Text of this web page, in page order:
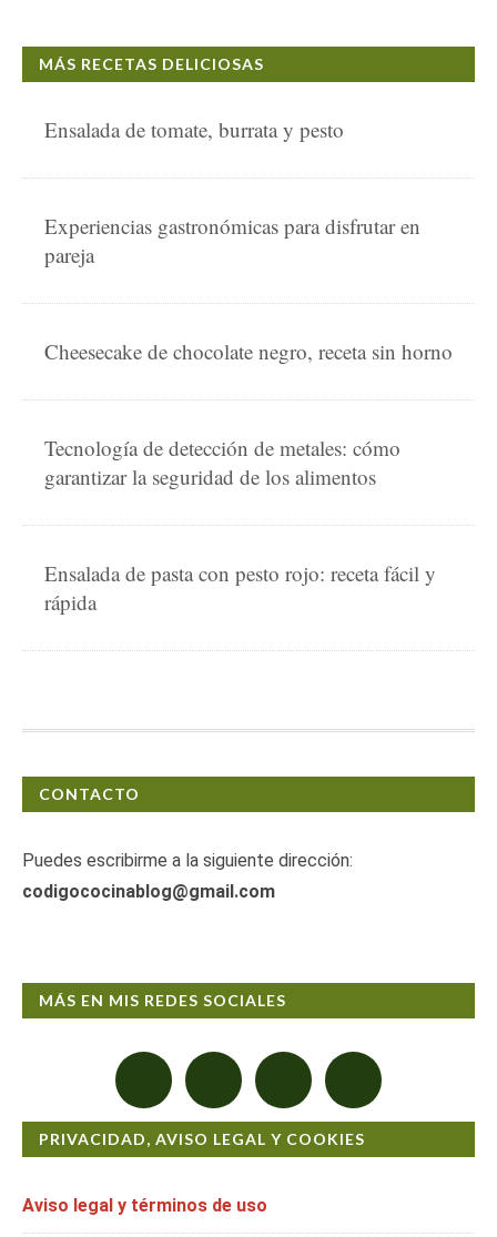
MÁS RECETAS DELICIOSAS
Ensalada de tomate, burrata y pesto
Experiencias gastronómicas para disfrutar en
pareja
Cheesecake de chocolate negro, receta sin horno
Tecnología de detección de metales: cómo
garantizar la seguridad de los alimentos
Ensalada de pasta con pesto rojo: receta fácil y
rápida
CONTACTO
Puedes escribirme a la siguiente dirección:
codigococinablog@gmail.com
MÁS EN MIS REDES SOCIALES
PRIVACIDAD, AVISO LEGAL Y COOKIES
Aviso legal y términos de uso